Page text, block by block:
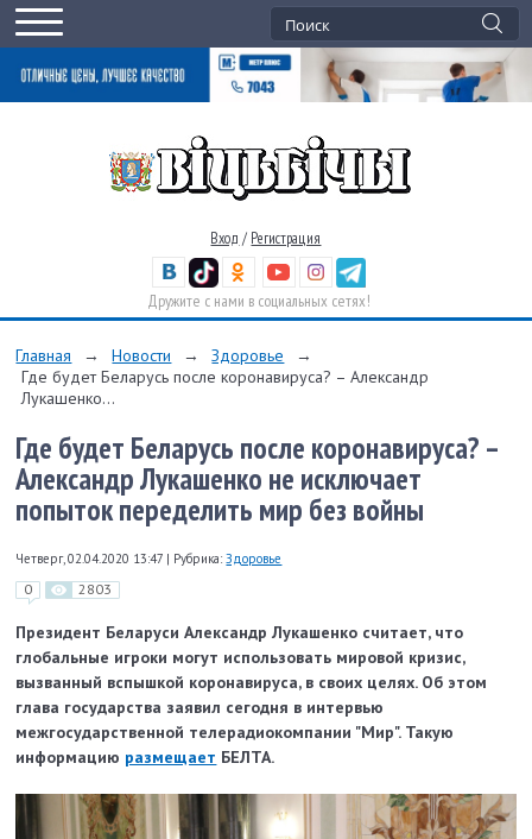
Вход / Регистрация
Дружите с нами в социальных сетях!
Главная → Новости → Здоровье
→
Где будет Беларусь после коронавируса? – Александр
Лукашенко...
Где будет Беларусь после коронавируса? –
Александр Лукашенко не исключает
попыток переделить мир без войны
Четверг, 02.04.2020 13:47 | Рубрика: Здоровье
0 2803
Президент Беларуси Александр Лукашенко считает, что
глобальные игроки могут использовать мировой кризис,
вызванный вспышкой коронавируса, в своих целях. Об этом
глава государства заявил сегодня в интервью
межгосударственной телерадиокомпании "Мир". Такую
информацию размещает БЕЛТА.